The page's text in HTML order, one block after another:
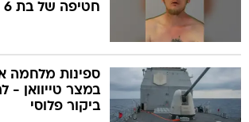
חטיפה של בת 6
ספינות מלחמה
במצר טייוואן -
ביקור פלוסי